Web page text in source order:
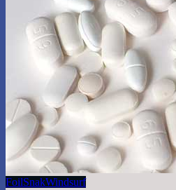
FoilSnakWindsurf